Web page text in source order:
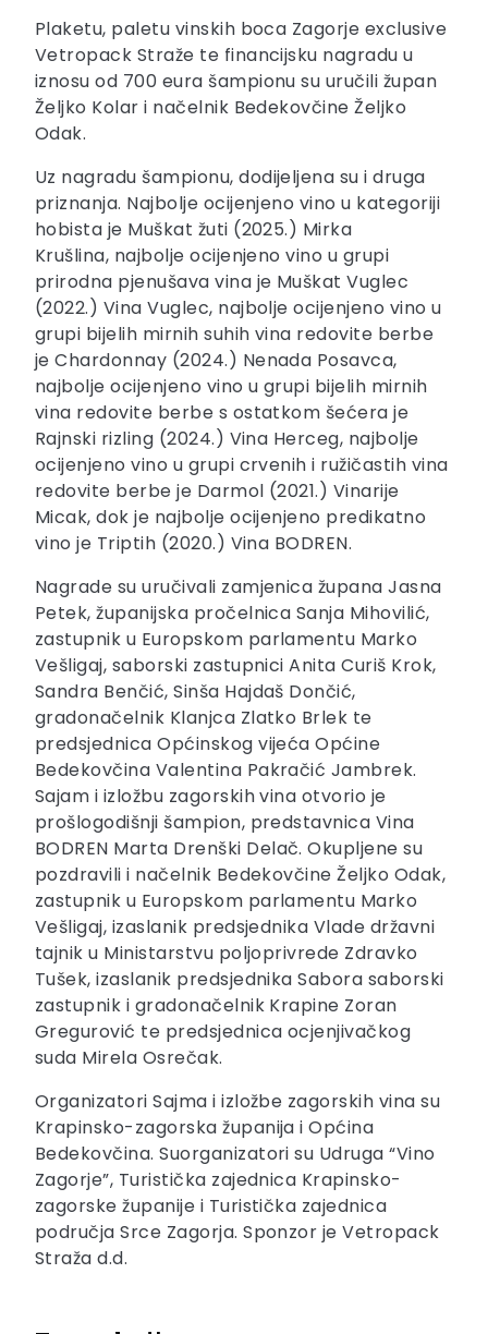
Plaketu, paletu vinskih boca Zagorje exclusive
Vetropack Straže te financijsku nagradu u
iznosu od 700 eura šampionu su uručili župan
Željko Kolar i načelnik Bedekovčine Željko
Odak.
Uz nagradu šampionu, dodijeljena su i druga
priznanja. Najbolje ocijenjeno vino u kategoriji
hobista je Muškat žuti (2025.) Mirka
Krušlina, najbolje ocijenjeno vino u grupi
prirodna pjenušava vina je Muškat Vuglec
(2022.) Vina Vuglec, najbolje ocijenjeno vino u
grupi bijelih mirnih suhih vina redovite berbe
je Chardonnay (2024.) Nenada Posavca,
najbolje ocijenjeno vino u grupi bijelih mirnih
vina redovite berbe s ostatkom šećera je
Rajnski rizling (2024.) Vina Herceg, najbolje
ocijenjeno vino u grupi crvenih i ružičastih vina
redovite berbe je Darmol (2021.) Vinarije
Micak, dok je najbolje ocijenjeno predikatno
vino je Triptih (2020.) Vina BODREN.
Nagrade su uručivali zamjenica župana Jasna
Petek, županijska pročelnica Sanja Mihovilić,
zastupnik u Europskom parlamentu Marko
Vešligaj, saborski zastupnici Anita Curiš Krok,
Sandra Benčić, Sinša Hajdaš Dončić,
gradonačelnik Klanjca Zlatko Brlek te
predsjednica Općinskog vijeća Općine
Bedekovčina Valentina Pakračić Jambrek.
Sajam i izložbu zagorskih vina otvorio je
prošlogodišnji šampion, predstavnica Vina
BODREN Marta Drenški Delač. Okupljene su
pozdravili i načelnik Bedekovčine Željko Odak,
zastupnik u Europskom parlamentu Marko
Vešligaj, izaslanik predsjednika Vlade državni
tajnik u Ministarstvu poljoprivrede Zdravko
Tušek, izaslanik predsjednika Sabora saborski
zastupnik i gradonačelnik Krapine Zoran
Gregurović te predsjednica ocjenjivačkog
suda Mirela Osrečak.
Organizatori Sajma i izložbe zagorskih vina su
Krapinsko-zagorska županija i Općina
Bedekovčina. Suorganizatori su Udruga “Vino
Zagorje”, Turistička zajednica Krapinsko-
zagorske županije i Turistička zajednica
područja Srce Zagorja. Sponzor je Vetropack
Straža d.d.